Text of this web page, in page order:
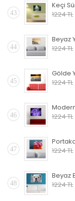
43
1224 TL
44
1224 TL
45
1224 TL
46
1224 TL
47
1224 TL
48
1224 TL